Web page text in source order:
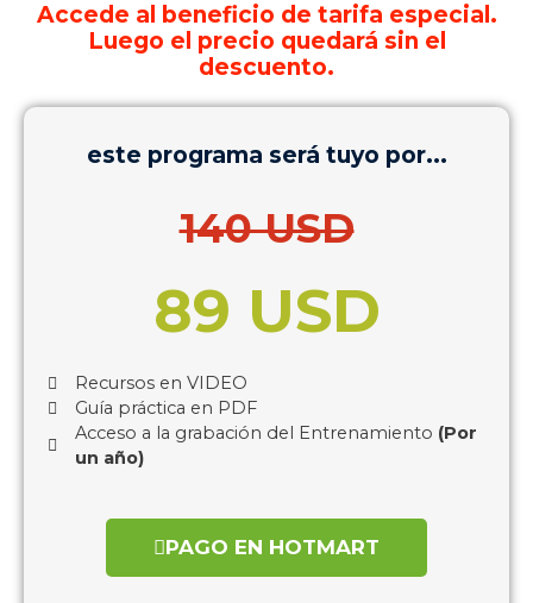
Accede al beneficio de tarifa especial.
Luego el precio quedará sin el
descuento.
este programa será tuyo por...
140 USD
89 USD
Recursos en VIDEO
Guía práctica en PDF
Acceso a la grabación del Entrenamiento (Por
un año)
PAGO EN HOTMART